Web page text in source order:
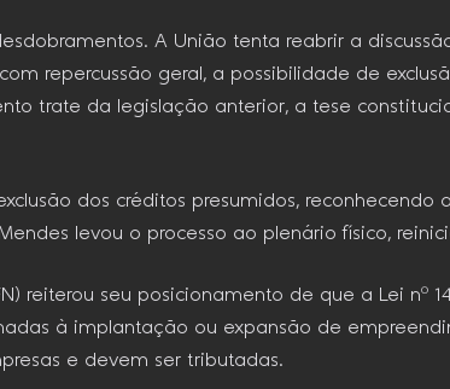
A União tenta reabrir a
repercussão geral, a possibilidade de
trate da legislação anterior, a tese
dos créditos presumidos,
levou o processo ao plenário físico,
reiterou seu posicionamento de que a Lei
à implantação ou expansão de
e devem ser tributadas.